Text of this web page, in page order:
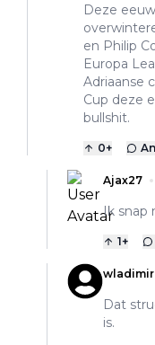
Deze
en Philip
Europa
Adriaanse
Cup deze
bullshit.
0+
Ajax27
Ik snap
1+
wladimir
Dat
is.